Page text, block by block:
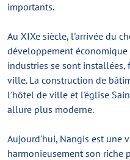
importants.
Au XIXe siècle, l'arrivée du
développement économique
industries se sont installées,
ville. La construction de
l'hôtel de ville et l'église
allure plus moderne.
Aujourd'hui, Nangis est une
harmonieusement son riche